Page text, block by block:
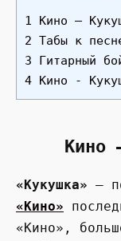
1 Кино —
2 Табы к
3 Гитарный
4 Кино -
Кино
«Кукушка» —
«Кино»
«Кино»,